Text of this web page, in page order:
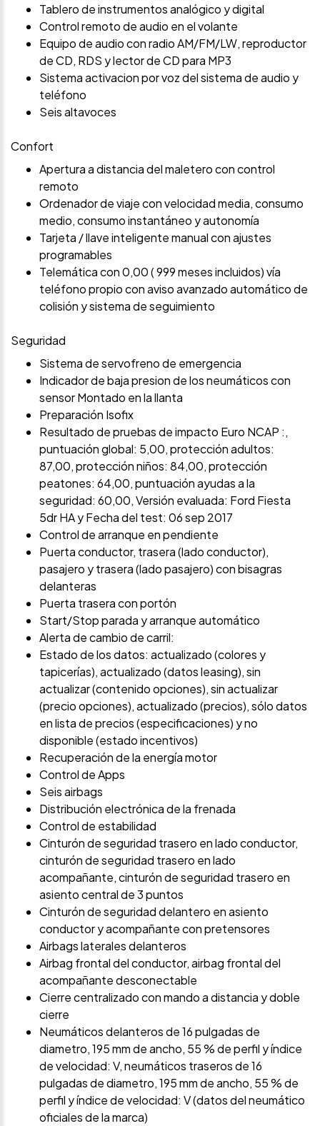
Tablero de instrumentos analógico y digital
Control remoto de audio en el volante
Equipo de audio con radio AM/FM/LW, reproductor
de CD, RDS y lector de CD para MP3
Sistema activacion por voz del sistema de audio y
teléfono
Seis altavoces
Confort
Apertura a distancia del maletero con control
remoto
Ordenador de viaje con velocidad media, consumo
medio, consumo instantáneo y autonomía
Tarjeta / llave inteligente manual con ajustes
programables
Telemática con 0,00 ( 999 meses incluidos) vía
teléfono propio con aviso avanzado automático de
colisión y sistema de seguimiento
Seguridad
Sistema de servofreno de emergencia
Indicador de baja presion de los neumáticos con
sensor Montado en la llanta
Preparación Isofix
Resultado de pruebas de impacto Euro NCAP :,
puntuación global: 5,00, protección adultos:
87,00, protección niños: 84,00, protección
peatones: 64,00, puntuación ayudas a la
seguridad: 60,00, Versión evaluada: Ford Fiesta
5dr HA y Fecha del test: 06 sep 2017
Control de arranque en pendiente
Puerta conductor, trasera (lado conductor),
pasajero y trasera (lado pasajero) con bisagras
delanteras
Puerta trasera con portón
Start/Stop parada y arranque automático
Alerta de cambio de carril:
Estado de los datos: actualizado (colores y
tapicerías), actualizado (datos leasing), sin
actualizar (contenido opciones), sin actualizar
(precio opciones), actualizado (precios), sólo datos
en lista de precios (especificaciones) y no
disponible (estado incentivos)
Recuperación de la energía motor
Control de Apps
Seis airbags
Distribución electrónica de la frenada
Control de estabilidad
Cinturón de seguridad trasero en lado conductor,
cinturón de seguridad trasero en lado
acompañante, cinturón de seguridad trasero en
asiento central de 3 puntos
Cinturón de seguridad delantero en asiento
conductor y acompañante con pretensores
Airbags laterales delanteros
Airbag frontal del conductor, airbag frontal del
acompañante desconectable
Cierre centralizado con mando a distancia y doble
cierre
Neumáticos delanteros de 16 pulgadas de
diametro, 195 mm de ancho, 55 % de perfil y índice
de velocidad: V, neumáticos traseros de 16
pulgadas de diametro, 195 mm de ancho, 55 % de
perfil y índice de velocidad: V (datos del neumático
oficiales de la marca)